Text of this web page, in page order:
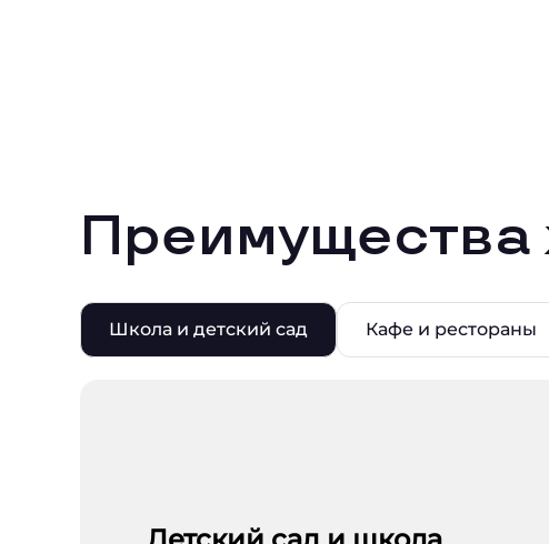
Преимущества
Школа и детский сад Кафе и рестораны